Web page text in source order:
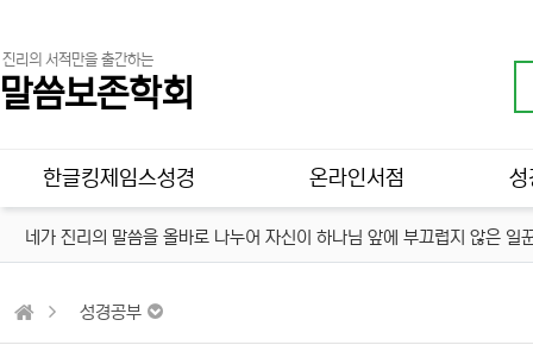
진리의 서적만을 출간하는
말씀보존학회
한글킹제임스성경 온라인서점 성
네가 진리의 말씀을 올바로 나누어 자신이 하나님 앞에 부끄럽지 않은
성경공부